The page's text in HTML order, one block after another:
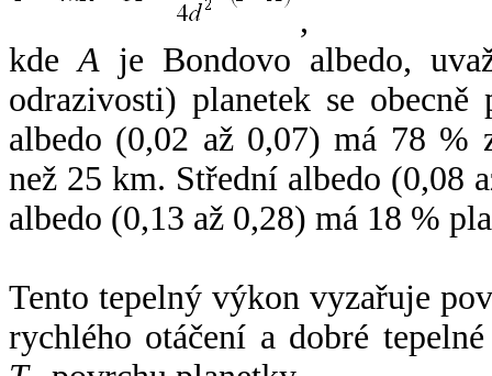
,
kdeA je Bondovo albedo,
odrazivosti) planetek se
albedo (0,02 až 0,07) má 78 %
než 25 km. Střední albedo (0,08
albedo (0,13 až 0,28) má 18 %
Tento tepelný výkon vyzařuje
rychlého otáčení a dobré